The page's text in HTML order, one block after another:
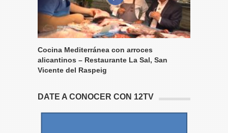
Cocina Mediterránea con arroces
alicantinos – Restaurante La Sal, San
Vicente del Raspeig
DATE A CONOCER CON 12TV